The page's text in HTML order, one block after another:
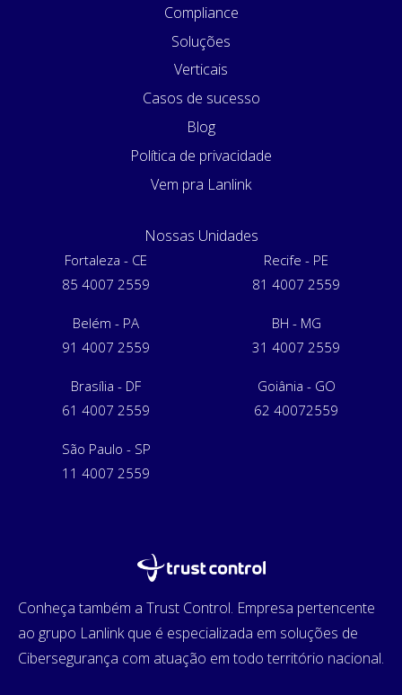
Compliance
Soluções
Verticais
Casos de sucesso
Blog
Política de privacidade
Vem pra Lanlink
Nossas Unidades
Fortaleza - CE
85 4007 2559
Recife - PE
81 4007 2559
Belém - PA
91 4007 2559
BH - MG
31 4007 2559
Brasília - DF
61 4007 2559
Goiânia - GO
62 40072559
São Paulo - SP
11 4007 2559
Conheça também a Trust Control. Empresa pertencente
ao grupo Lanlink que é especializada em soluções de
Cibersegurança com atuação em todo território nacional.